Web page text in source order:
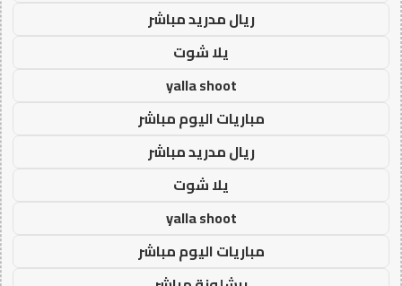
ريال مدريد مباشر
يلا شوت
yalla shoot
مباريات اليوم مباشر
ريال مدريد مباشر
يلا شوت
yalla shoot
مباريات اليوم مباشر